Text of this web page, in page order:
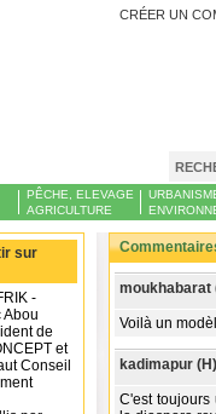
CRÉER UN
PÊCHE, ELEVAGE
AGRICULTURE
sur
-
Abou
de
et
Conseil
moukhabarat
Voilà un
kadimapur (H)
C'est toujours